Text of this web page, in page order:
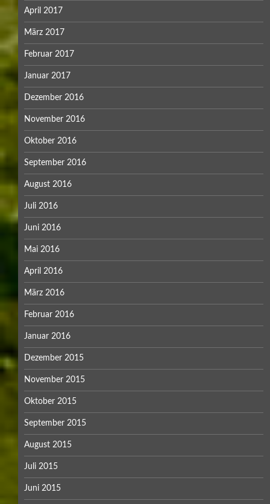
April 2017
März 2017
Februar 2017
Januar 2017
Dezember 2016
November 2016
Oktober 2016
September 2016
August 2016
Juli 2016
Juni 2016
Mai 2016
April 2016
März 2016
Februar 2016
Januar 2016
Dezember 2015
November 2015
Oktober 2015
September 2015
August 2015
Juli 2015
Juni 2015